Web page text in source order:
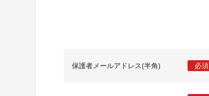
保護者メールアドレス(半角) 必須